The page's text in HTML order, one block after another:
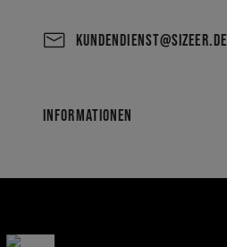
KUNDENDIENST@SIZEER.DE
INFORMATIONEN